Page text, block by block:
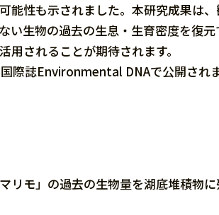
能性も示されました。本研究成果は
い生物の過去の生息・生育密度を復
されることが期待されます。
際誌Environmental DNAで公開されま
リモ」の過去の生物量を湖底堆積物